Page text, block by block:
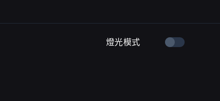
燈光模式